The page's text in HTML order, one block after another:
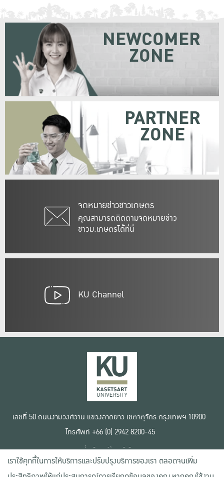
จดหมายข่าวชาวเกษตร
คุณสามารถติดตามจดหมายข่าว
ชาวม.เกษตรได้ที่นี่
NEWCOMER
ZONE
PARTNER
ZONE
KU Channel
เลขที่ 50 ถนนงามวงศ์วาน แขวงลาดยาว เขตจตุจักร กรุงเทพฯ 10900
โทรศัพท์ +66 (0) 2942 8200-45
เงื่อนไขการใช้งานเว็บไซต์
ข้อตกลงด้านสิทธิ์ใช้งาน
นโยบายความเป็นส่วนตัว
เราใช้คุกกี้ในการให้บริการและปรับปรุงบริการของเรา ตลอดจนเพิ่ม